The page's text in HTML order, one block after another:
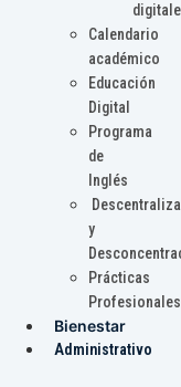
Calendario
académico
Educación
Digital
Programa
de
Inglés
y
Prácticas
Profesionales
Bienestar
Administrativo